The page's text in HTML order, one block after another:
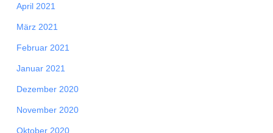
April 2021
März 2021
Februar 2021
Januar 2021
Dezember 2020
November 2020
Oktober 2020